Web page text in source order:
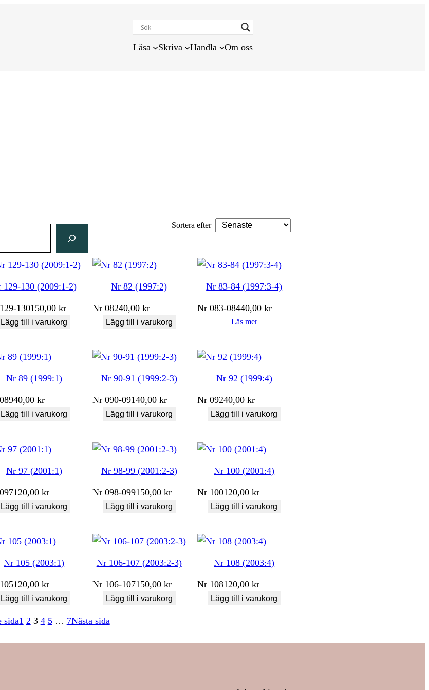
Läsa Skriva Handla Om oss
Sortera efter
129-130 (2009:1-2)
129-130150,00kr
Lägg till i varukorg
Nr 82 (1997:2)
Nr 08240,00 kr
Lägg till i varukorg
Nr 83-84 (1997:3-4)
Nr 083-08440,00kr
Läs mer
Nr 89 (1999:1)
08940,00kr
Lägg till i varukorg
Nr 90-91 (1999:2-3)
Nr 090-09140,00 kr
Lägg till i varukorg
Nr 92 (1999:4)
Nr 09240,00kr
Lägg till i varukorg
Nr 97 (2001:1)
097120,00kr
Lägg till i varukorg
Nr 98-99 (2001:2-3)
Nr 098-099150,00 kr
Lägg till i varukorg
Nr 100 (2001:4)
Nr 100120,00kr
Lägg till i varukorg
Nr 105 (2003:1)
105120,00kr
Lägg till i varukorg
Nr 106-107 (2003:2-3)
Nr 106-107150,00 kr
Lägg till i varukorg
Nr 108 (2003:4)
Nr 108120,00kr
Lägg till i varukorg
sida1 2 3 4 5 … 7Nästa sida